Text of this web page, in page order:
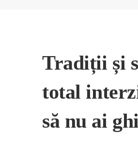
Tradiții și
total
să nu ai